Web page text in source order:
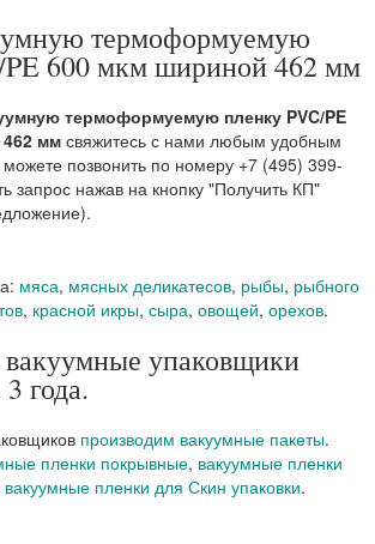
термоформуемую
PE 600 мкм шириной 462 мм
термоформуемую пленку PVC/PE
мм свяжитесь с нами любым удобным
позвонить по номеру +7 (495) 399-
запрос нажав на кнопку "Получить КП"
мяса, мясных деликатесов, рыбы, рыбного
, красной икры, сыра, овощей, орехов.
вакуумные упаковщики
года.
производим вакуумные пакеты.
пленки покрывные, вакуумные пленки
вакуумные пленки для Скин упаковки.